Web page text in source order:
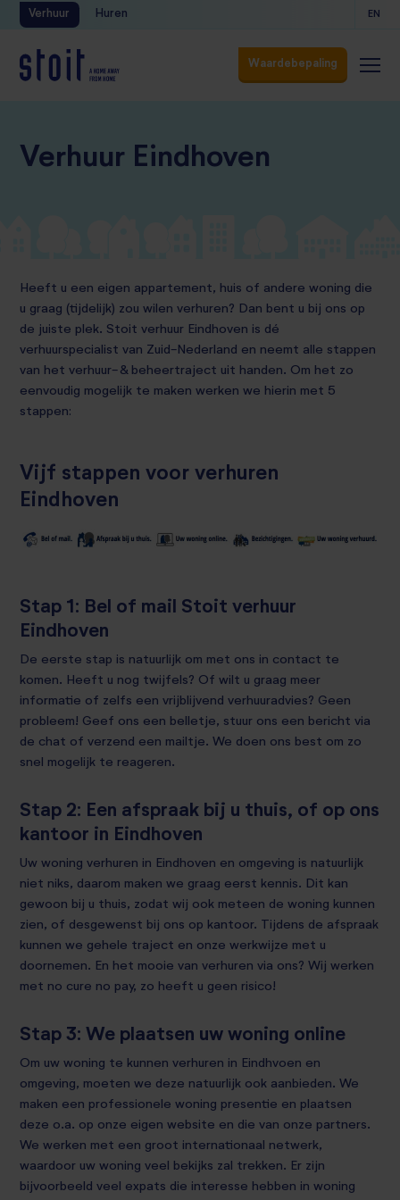
Verhuur Huren EN
Waardebepaling
Verhuur Eindhoven
Heeft u een eigen appartement, huis of andere woning die
u graag (tijdelijk) zou wilen verhuren? Dan bent u bij ons op
de juiste plek. Stoit verhuur Eindhoven is dé
verhuurspecialist van Zuid-Nederland en neemt alle stappen
van het verhuur- & beheertraject uit handen. Om het zo
eenvoudig mogelijk te maken werken we hierin met 5
stappen:
Vijf stappen voor verhuren
Eindhoven
Stap 1: Bel of mail Stoit verhuur
Eindhoven
De eerste stap is natuurlijk om met ons in contact te
komen. Heeft u nog twijfels? Of wilt u graag meer
informatie of zelfs een vrijblijvend verhuuradvies? Geen
probleem! Geef ons een belletje, stuur ons een bericht via
de chat of verzend een mailtje. We doen ons best om zo
snel mogelijk te reageren.
Stap 2: Een afspraak bij u thuis, of op ons
kantoor in Eindhoven
Uw woning verhuren in Eindhoven en omgeving is natuurlijk
niet niks, daarom maken we graag eerst kennis. Dit kan
gewoon bij u thuis, zodat wij ook meteen de woning kunnen
zien, of desgewenst bij ons op kantoor. Tijdens de afspraak
kunnen we gehele traject en onze werkwijze met u
doornemen. En het mooie van verhuren via ons? Wij werken
met no cure no pay, zo heeft u geen risico!
Stap 3: We plaatsen uw woning online
Om uw woning te kunnen verhuren in Eindhvoen en
omgeving, moeten we deze natuurlijk ook aanbieden. We
maken een professionele woning presentie en plaatsen
deze o.a. op onze eigen website en die van onze partners.
We werken met een groot internationaal netwerk,
waardoor uw woning veel bekijks zal trekken. Er zijn
bijvoorbeeld veel expats die interesse hebben in woning